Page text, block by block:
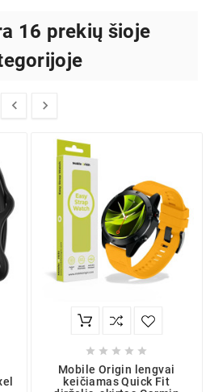
16 prekių šioje
 
    
Mobile Origin lengvai
keičiamas Quick Fit